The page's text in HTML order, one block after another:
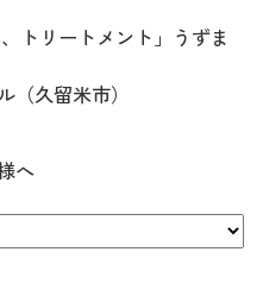
トリートメント」うずま
（久留米市）
へ